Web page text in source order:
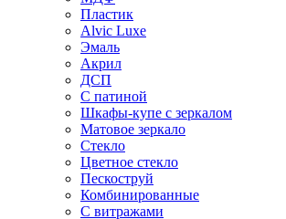
Пластик
Alvic Luxe
Эмаль
Акрил
ДСП
С патиной
Шкафы-купе с зеркалом
Матовое зеркало
Стекло
Цветное стекло
Пескоструй
Комбинированные
С витражами